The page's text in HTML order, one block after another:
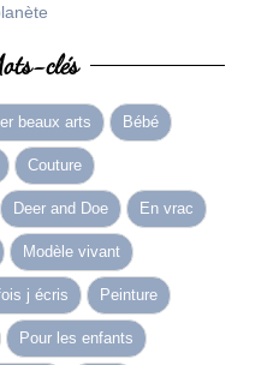
clés
beaux arts Bébé
Couture
Deer and Doe En vrac
Modèle vivant
j écris Peinture
Pour les enfants